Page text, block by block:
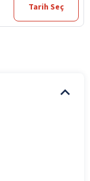
Tarih Seç